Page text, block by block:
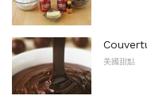
美國甜點